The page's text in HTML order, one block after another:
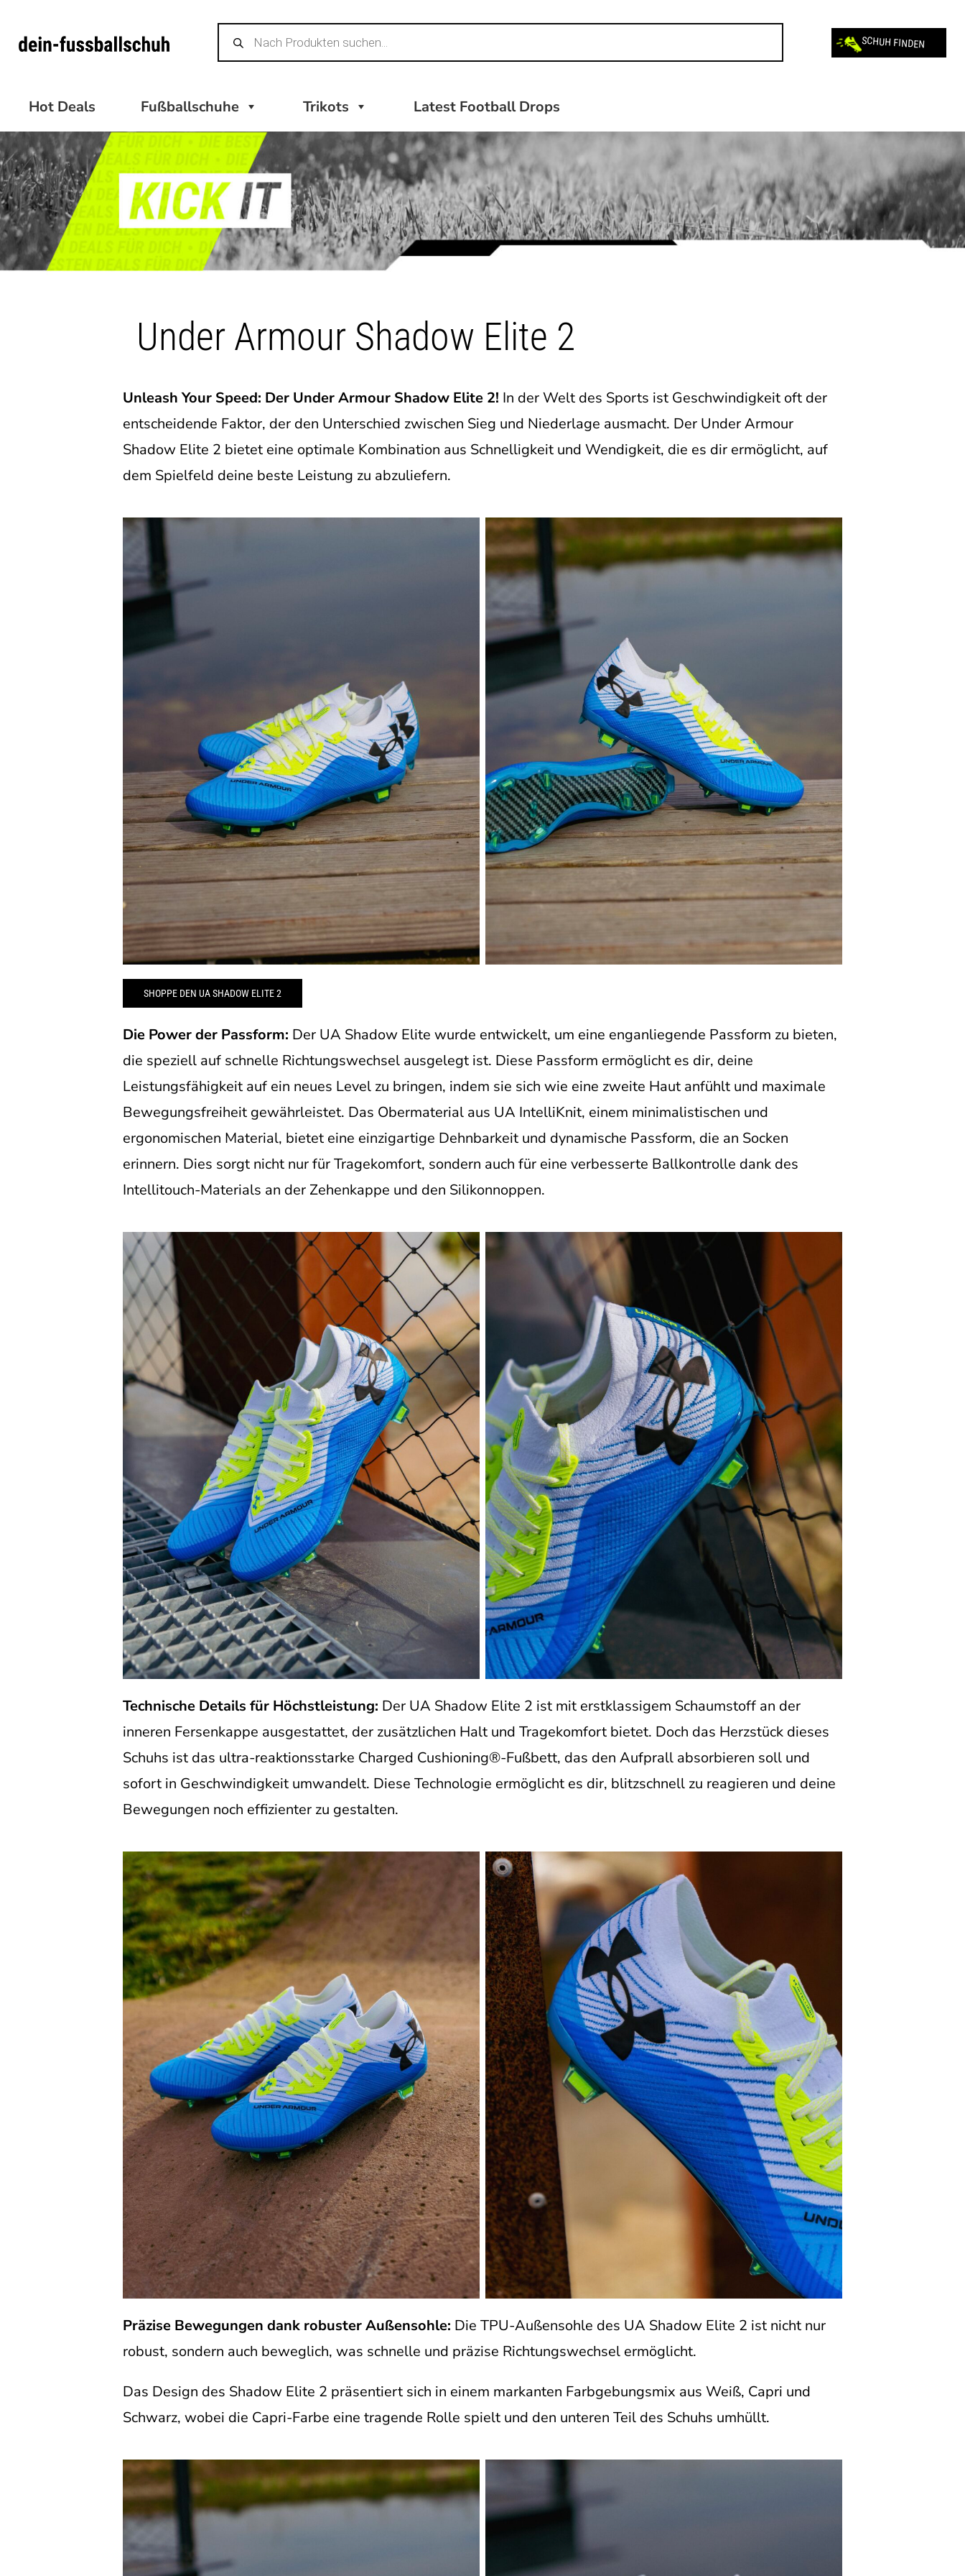
Inhalt
Products
search SCHUH FINDEN
Hot Deals Fußballschuhe Trikots Latest Football Drops
Under Armour Shadow Elite 2
Unleash Your Speed: Der Under Armour Shadow Elite 2! In der Welt des Sports ist Geschwindigkeit oft der
entscheidende Faktor, der den Unterschied zwischen Sieg und Niederlage ausmacht. Der Under Armour
Shadow Elite 2 bietet eine optimale Kombination aus Schnelligkeit und Wendigkeit, die es dir ermöglicht, auf
dem Spielfeld deine beste Leistung zu abzuliefern.
SHOPPE DEN UA SHADOW ELITE 2
Die Power der Passform: Der UA Shadow Elite wurde entwickelt, um eine enganliegende Passform zu bieten,
die speziell auf schnelle Richtungswechsel ausgelegt ist. Diese Passform ermöglicht es dir, deine
Leistungsfähigkeit auf ein neues Level zu bringen, indem sie sich wie eine zweite Haut anfühlt und maximale
Bewegungsfreiheit gewährleistet. Das Obermaterial aus UA IntelliKnit, einem minimalistischen und
ergonomischen Material, bietet eine einzigartige Dehnbarkeit und dynamische Passform, die an Socken
erinnern. Dies sorgt nicht nur für Tragekomfort, sondern auch für eine verbesserte Ballkontrolle dank des
Intellitouch-Materials an der Zehenkappe und den Silikonnoppen.
Technische Details für Höchstleistung: Der UA Shadow Elite 2 ist mit erstklassigem Schaumstoff an der
inneren Fersenkappe ausgestattet, der zusätzlichen Halt und Tragekomfort bietet. Doch das Herzstück dieses
Schuhs ist das ultra-reaktionsstarke Charged Cushioning®-Fußbett, das den Aufprall absorbieren soll und
sofort in Geschwindigkeit umwandelt. Diese Technologie ermöglicht es dir, blitzschnell zu reagieren und deine
Bewegungen noch effizienter zu gestalten.
Präzise Bewegungen dank robuster Außensohle: Die TPU-Außensohle des UA Shadow Elite 2 ist nicht nur
robust, sondern auch beweglich, was schnelle und präzise Richtungswechsel ermöglicht.
Das Design des Shadow Elite 2 präsentiert sich in einem markanten Farbgebungsmix aus Weiß, Capri und
Schwarz, wobei die Capri-Farbe eine tragende Rolle spielt und den unteren Teil des Schuhs umhüllt.